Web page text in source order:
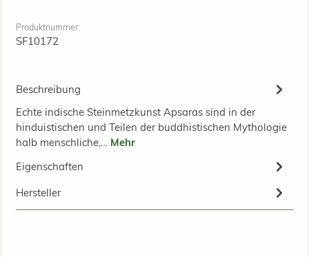
Produktnummer:
SF10172
Beschreibung
Echte indische Steinmetzkunst Apsaras sind in der
hinduistischen und Teilen der buddhistischen Mythologie
halb menschliche,… Mehr
Eigenschaften
Hersteller